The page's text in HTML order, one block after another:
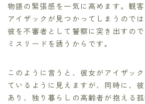
物語の緊張感を一気に高めます。観
アイザックが見つかってしまうので
彼を不審者として警察に突き出すの
ミスリードを誘うからです。
このように言うと、彼女がアイザッ
ているように見えますが、同時に、
あり、独り暮らしの高齢者が抱える